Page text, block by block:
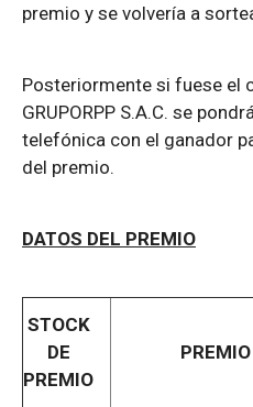
premio y se volvería a
Posteriormente si fuese el
GRUPORPP S.A.C. se
telefónica con el ganador
del premio.
DATOS DEL PREMIO
STOCK
DE
PREMIO
PREMIO